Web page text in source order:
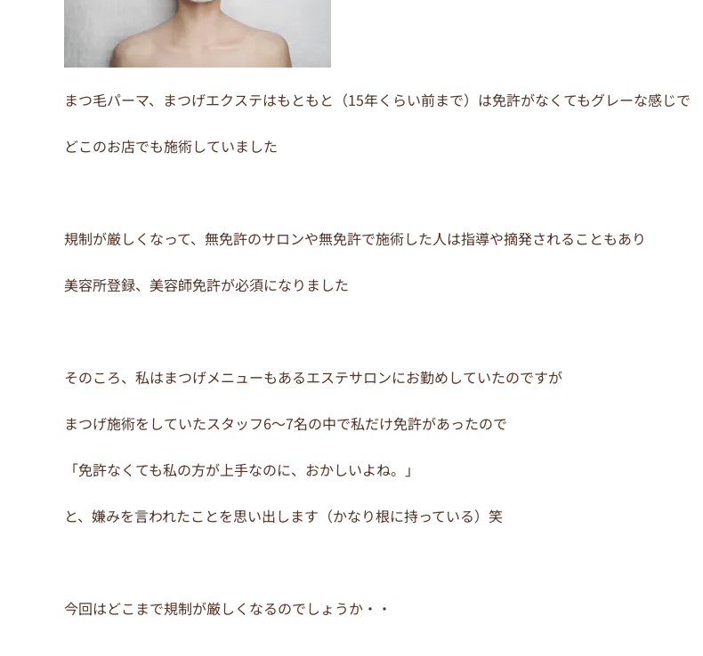
まつ毛パーマ、まつげエクステはもともと（15年くらい前まで）は免許がなくてもグレーな感じで
どこのお店でも施術していました
規制が厳しくなって、無免許のサロンや無免許で施術した人は指導や摘発されることもあり
美容所登録、美容師免許が必須になりました
そのころ、私はまつげメニューもあるエステサロンにお勤めしていたのですが
まつげ施術をしていたスタッフ6～7名の中で私だけ免許があったので
「免許なくても私の方が上手なのに、おかしいよね。」
と、嫌みを言われたことを思い出します（かなり根に持っている）笑
今回はどこまで規制が厳しくなるのでしょうか・・